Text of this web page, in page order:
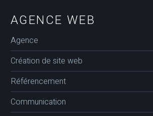
AGENCE WEB
Agence
Création de site web
Référencement
Communication